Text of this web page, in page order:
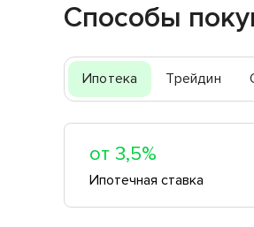
Способы
Ипотека Трейдин
от 3,5%
Ипотечная ставка